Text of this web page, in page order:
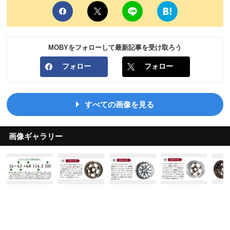
MOBYをフォローして最新記事を受け取ろう
フォロー フォロー
すべての画像を見る
画像ギャラリー